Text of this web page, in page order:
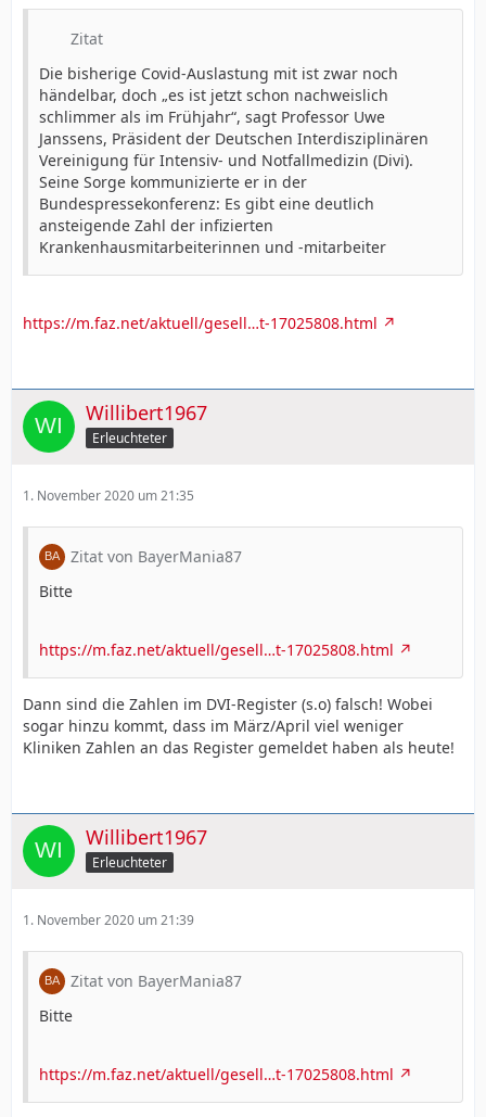
Zitat
Die bisherige Covid-Auslastung mit ist zwar noch
händelbar, doch „es ist jetzt schon nachweislich
schlimmer als im Frühjahr“, sagt Professor Uwe
Janssens, Präsident der Deutschen Interdisziplinären
Vereinigung für Intensiv- und Notfallmedizin (Divi).
Seine Sorge kommunizierte er in der
Bundespressekonferenz: Es gibt eine deutlich
ansteigende Zahl der infizierten
Krankenhausmitarbeiterinnen und -mitarbeiter
https://m.faz.net/aktuell/gesell…t-17025808.html
Willibert1967
Erleuchteter
1. November 2020 um 21:35
Zitat von BayerMania87
Bitte
https://m.faz.net/aktuell/gesell…t-17025808.html
Dann sind die Zahlen im DVI-Register (s.o) falsch! Wobei
sogar hinzu kommt, dass im März/April viel weniger
Kliniken Zahlen an das Register gemeldet haben als heute!
Willibert1967
Erleuchteter
1. November 2020 um 21:39
Zitat von BayerMania87
Bitte
https://m.faz.net/aktuell/gesell…t-17025808.html